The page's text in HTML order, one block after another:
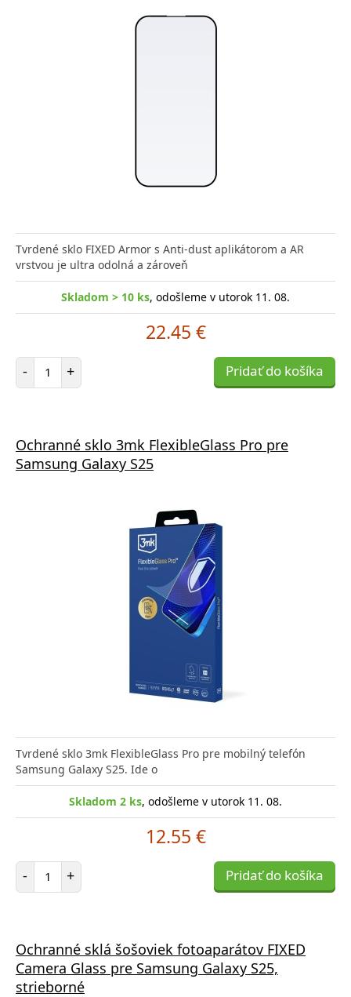
Tvrdené sklo FIXED Armor s Anti-dust aplikátorom a AR
vrstvou je ultra odolná a zároveň
Skladom > 10 ks, odošleme v utorok 11. 08.
22.45 €
- Počet položiek
+ Pridať do košíka
Ochranné sklo 3mk FlexibleGlass Pro pre
Samsung Galaxy S25
Tvrdené sklo 3mk FlexibleGlass Pro pre mobilný telefón
Samsung Galaxy S25. Ide o
Skladom 2 ks, odošleme v utorok 11. 08.
12.55 €
- Počet položiek
+ Pridať do košíka
Ochranné sklá šošoviek fotoaparátov FIXED
Camera Glass pre Samsung Galaxy S25,
strieborné